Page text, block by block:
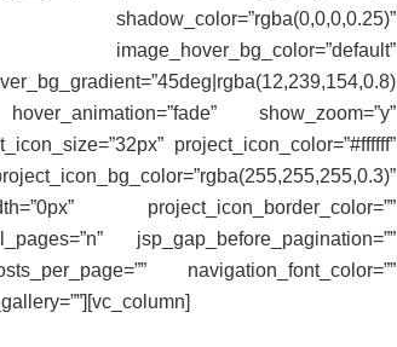
show_zoom=”y”
project_icon_color=”#ffffff”
project_icon_border_color=””
jsp_gap_before_pagination=””
navigation_font_color=””